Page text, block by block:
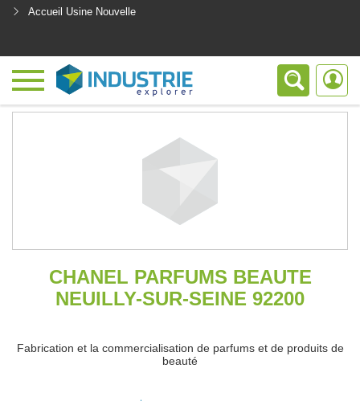
Accueil Usine Nouvelle
CHANEL PARFUMS BEAUTE
NEUILLY-SUR-SEINE 92200
Fabrication et la commercialisation de parfums et de produits de
beauté